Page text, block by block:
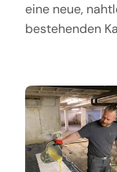
eine neue,
bestehenden